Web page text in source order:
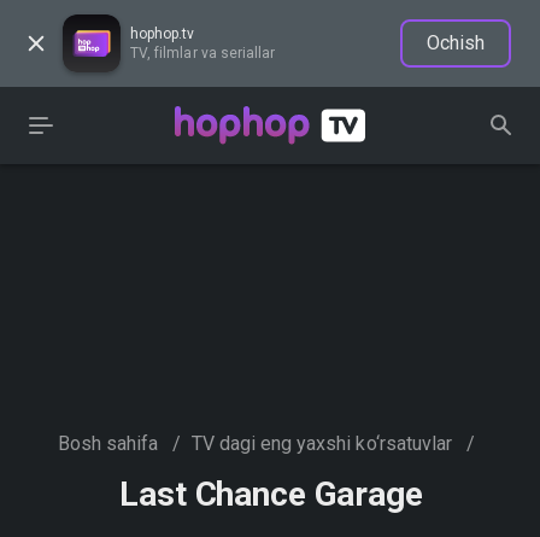
hophop.tv
TV, filmlar va seriallar
Ochish
Bosh sahifa / TV dagi eng yaxshi ko‘rsatuvlar /
Last Chance Garage